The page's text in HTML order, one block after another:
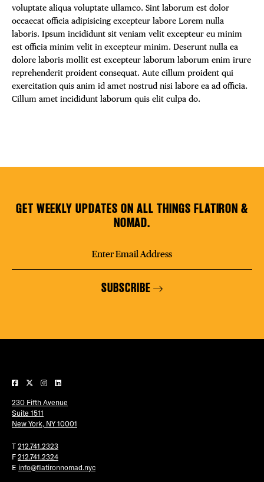
voluptate aliqua voluptate ullamco. Sint laborum est dolor
occaecat officia adipisicing excepteur labore Lorem nulla
laboris. Ipsum incididunt sit veniam velit excepteur eu minim
est officia minim velit in excepteur minim. Deserunt nulla ea
dolore laboris mollit est excepteur laborum laborum enim irure
reprehenderit proident consequat. Aute cillum proident qui
exercitation quis anim id amet nostrud nisi labore ea ad officia.
Cillum amet incididunt laborum quis elit culpa do.
GET WEEKLY UPDATES ON ALL THINGS FLATIRON &
NOMAD.
SUBSCRIBE
230 Fifth Avenue
Suite 1511
New York, NY 10001
T 212.741.2323
F 212.741.2324
E info@flatironnomad.nyc